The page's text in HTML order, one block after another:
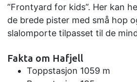
”Frontyard for kids”. Her kan
de brede pister med små hop
slalomporte tilpasset til de
Fakta om Hafjell
Toppstasjon 1059 m